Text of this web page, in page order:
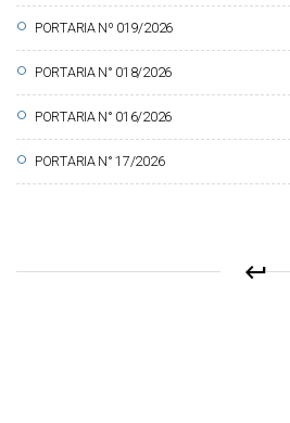
circle PORTARIA Nº 019/2026
circle PORTARIA N° 018/2026
circle PORTARIA N° 016/2026
circle PORTARIA N° 17/2026
keyboard_return